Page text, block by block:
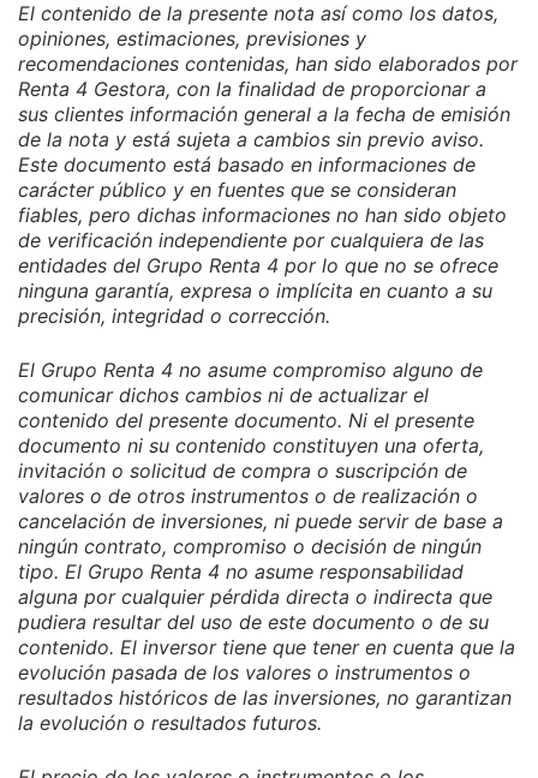
El contenido de la presente nota así como los datos,
opiniones, estimaciones, previsiones y
recomendaciones contenidas, han sido elaborados por
Renta 4 Gestora, con la finalidad de proporcionar a
sus clientes información general a la fecha de emisión
de la nota y está sujeta a cambios sin previo aviso.
Este documento está basado en informaciones de
carácter público y en fuentes que se consideran
fiables, pero dichas informaciones no han sido objeto
de verificación independiente por cualquiera de las
entidades del Grupo Renta 4 por lo que no se ofrece
ninguna garantía, expresa o implícita en cuanto a su
precisión, integridad o corrección.
El Grupo Renta 4 no asume compromiso alguno de
comunicar dichos cambios ni de actualizar el
contenido del presente documento. Ni el presente
documento ni su contenido constituyen una oferta,
invitación o solicitud de compra o suscripción de
valores o de otros instrumentos o de realización o
cancelación de inversiones, ni puede servir de base a
ningún contrato, compromiso o decisión de ningún
tipo. El Grupo Renta 4 no asume responsabilidad
alguna por cualquier pérdida directa o indirecta que
pudiera resultar del uso de este documento o de su
contenido. El inversor tiene que tener en cuenta que la
evolución pasada de los valores o instrumentos o
resultados históricos de las inversiones, no garantizan
la evolución o resultados futuros.